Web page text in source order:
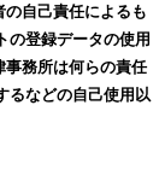
自己責任によるも
の登録データの使用
務所は何らの責任
るなどの自己使用以